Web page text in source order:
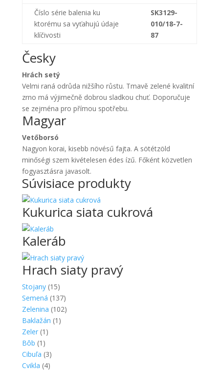
Číslo série balenia ku
ktorému sa vyťahujú údaje
klíčivosti
SK3129-
010/18-7-
87
Česky
Hrách setý
Velmi raná odrůda nižšího růstu. Tmavě zelené kvalitní
zrno má výjimečně dobrou sladkou chuť. Doporučuje
se zejména pro přímou spotřebu.
Magyar
Vetőborsó
Nagyon korai, kisebb növésű fajta. A sötétzöld
minőségi szem kivételesen édes ízű. Főként közvetlen
fogyasztásra javasolt.
Súvisiace produkty
Kukurica siata cukrová
Kaleráb
Hrach siaty pravý
Stojany (15)
Semená (137)
Zelenina (102)
Baklažán (1)
Zeler (1)
Bôb (1)
Cibuľa (3)
Cvikla (4)